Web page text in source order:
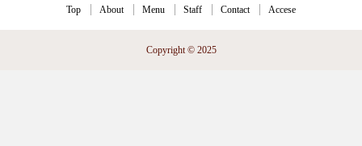
Top About Menu Staff Contact Accese
Copyright © 2025